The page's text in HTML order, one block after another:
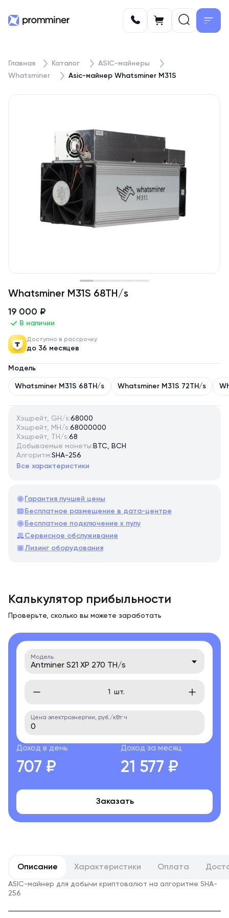
Главная Каталог
ASIC-майнеры
Whatsminer
Asic-майнер Whatsminer M31S
Whatsminer M31S 68TH/s
19 000 ₽
В наличии
Доступно в рассрочку
до 36 месяцев
Модель
Whatsminer M31S 68TH/s Whatsminer M31S 72TH/s
Хэшрейт, GH/s:68000
Хэшрейт, MH/s:68000000
Хэшрейт, TH/s:68
Добываемые монеты: BTC, BCH
Алгоритм:SHA-256
Все характеристики
Гарантия лучшей цены
Бесплатное размещение в дата-центре
Бесплатное подключение к пулу
Сервисное обслуживание
Лизинг оборудования
Калькулятор прибыльности
Проверьте, сколько вы можете заработать
Модель
Antminer S21 XP 270 TH/s
шт.
Цена электроэнергии, руб./кВт·ч
Доход в день
707 ₽
Доход за месяц
21 577 ₽
Заказать
Описание Характеристики Оплата
ASIC-майнер для добычи криптовалют на алгоритме SHA-
256